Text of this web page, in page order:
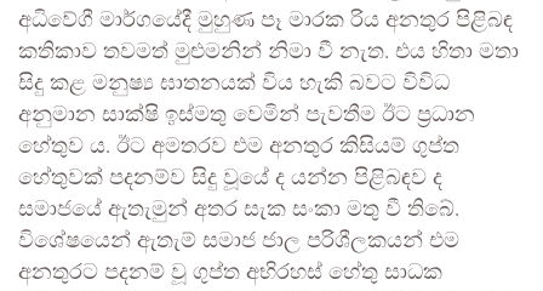
අධිවේගී මාර්ගයේදී මුහුණ පෑ මාරක රිය අනතුර පිළිබඳ
කතිකාව තවමත් මුළුමනින් නිමා වී නැත. එය හිතා මතා
සිදු කළ මනුෂ්‍ය ඝාතනයක් විය හැකි බවට විවිධ
අනුමාන සාක්ෂි ඉස්මතු වෙමින් පැවතීම ඊට ප්‍රධාන
හේතුව ය. ඊට අමතරව එම අනතුර කිසියම් ගුප්ත
හේතුවක් පදනම්ව සිදු වූයේ ද යන්න පිළිබඳව ද
සමාජයේ ඇතැමුන් අතර සැක සංකා මතු වී තිබේ.
විශේෂයෙන් ඇතැම් සමාජ ජාල පරිශීලකයන් එම
අනතුරට පදනම් වූ ගුප්ත අභිරහස් හේතු සාධක